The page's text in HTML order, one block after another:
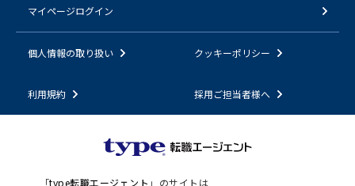
マイページログイン
個人情報の取り扱い クッキーポリシー
利用規約 採用ご担当者様へ
「type転職エージェント 」のサイトは